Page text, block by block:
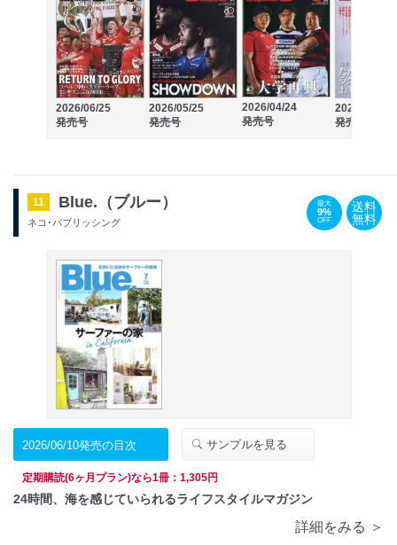
2026/06/25
発売号
2026/05/25
発売号
2026/04/24
発売号
2026/03/25
発売号
11 Blue.（ブルー）
ネコ･パブリッシング
最大
9%
OFF
送料
無料
2026/06/10発売の目次 サンプルを見る
定期購読(6ヶ月プラン)なら1冊：1,305円
24時間、海を感じていられるライフスタイルマガジン
詳細をみる ＞